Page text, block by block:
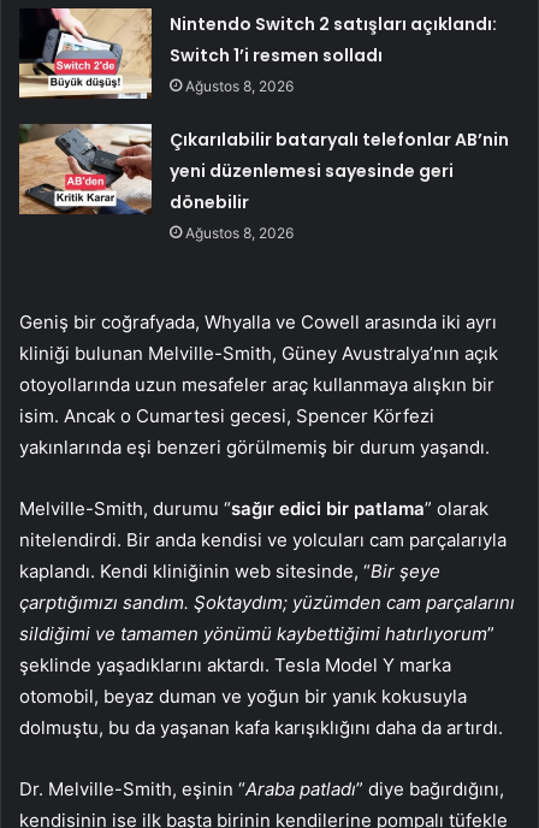
Nintendo Switch 2 satışları açıklandı:
Switch 1’i resmen solladı
Ağustos 8, 2026
Çıkarılabilir bataryalı telefonlar AB’nin
yeni düzenlemesi sayesinde geri
dönebilir
Ağustos 8, 2026
Geniş bir coğrafyada, Whyalla ve Cowell arasında iki ayrı
kliniği bulunan Melville-Smith, Güney Avustralya’nın açık
otoyollarında uzun mesafeler araç kullanmaya alışkın bir
isim. Ancak o Cumartesi gecesi, Spencer Körfezi
yakınlarında eşi benzeri görülmemiş bir durum yaşandı.
Melville-Smith, durumu “sağır edici bir patlama” olarak
nitelendirdi. Bir anda kendisi ve yolcuları cam parçalarıyla
kaplandı. Kendi kliniğinin web sitesinde, “Bir şeye
çarptığımızı sandım. Şoktaydım; yüzümden cam parçalarını
sildiğimi ve tamamen yönümü kaybettiğimi hatırlıyorum”
şeklinde yaşadıklarını aktardı. Tesla Model Y marka
otomobil, beyaz duman ve yoğun bir yanık kokusuyla
dolmuştu, bu da yaşanan kafa karışıklığını daha da artırdı.
Dr. Melville-Smith, eşinin “Araba patladı” diye bağırdığını,
kendisinin ise ilk başta birinin kendilerine pompalı tüfekle